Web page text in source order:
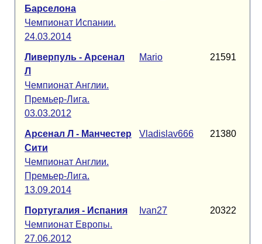
Барселона
Чемпионат Испании.
24.03.2014
Ливерпуль - Арсенал
Л
Чемпионат Англии.
Премьер-Лига.
03.03.2012
Mario 21591
Арсенал Л - Манчестер
Сити
Чемпионат Англии.
Премьер-Лига.
13.09.2014
Vladislav666 21380
Португалия - Испания
Чемпионат Европы.
27.06.2012
Ivan27 20322